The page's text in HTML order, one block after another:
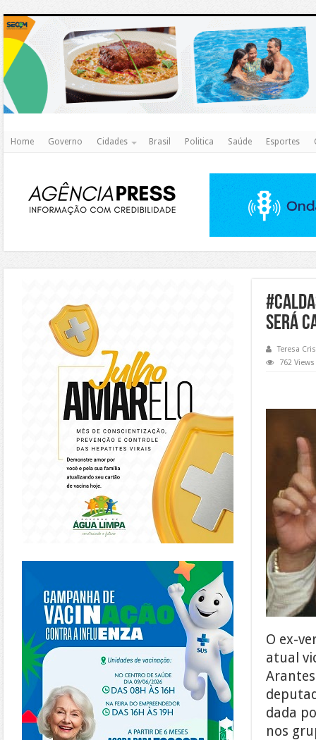
Home Governo Cidades Brasil Politica Saúde Esportes
SERÁ
Teresa
762 Views
O ex-
atual
dada
nos
https://piracanjuba.go.gov.br/